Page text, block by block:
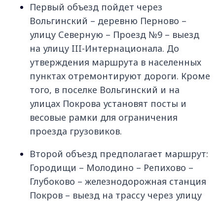
Первый объезд пойдет через
Вольгинский – деревню Перново –
улицу Северную – Проезд №9 – выезд
на улицу III-Интернационала. До
утверждения маршрута в населенных
пунктах отремонтируют дороги. Кроме
того, в поселке Вольгинский и на
улицах Покрова установят посты и
весовые рамки для ограничения
проезда грузовиков.
Второй объезд предполагает маршрут:
Городищи – Молодино – Репихово –
Глубоково – железнодорожная станция
Покров – выезд на трассу через улицу